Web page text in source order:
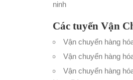
Các tuyến Vận
Vận chuyển hàng
Vận chuyển hàng
Vận chuyển hàng